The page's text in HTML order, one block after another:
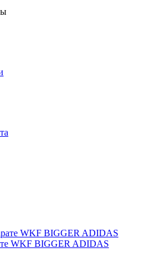
WKF BIGGER ADIDAS